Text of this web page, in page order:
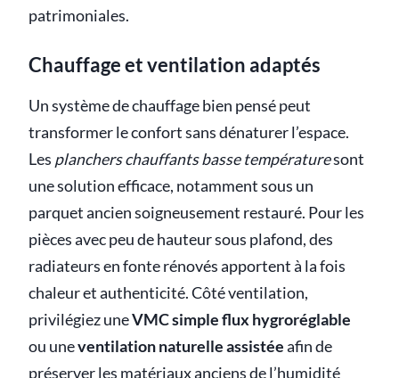
patrimoniales.
Chauffage et ventilation adaptés
Un système de chauffage bien pensé peut
transformer le confort sans dénaturer l’espace.
Les planchers chauffants basse températuresont
une solution efficace, notamment sous un
parquet ancien soigneusement restauré. Pour les
pièces avec peu de hauteur sous plafond, des
radiateurs en fonte rénovés apportent à la fois
chaleur et authenticité. Côté ventilation,
privilégiez uneVMC simple flux hygroréglable
ou uneventilation naturelle assistéeafin de
préserver les matériaux anciens de l’humidité